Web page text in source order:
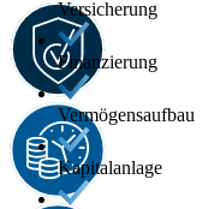
Versicherung
Finanzierung
Vermögensaufbau
Kapitalanlage